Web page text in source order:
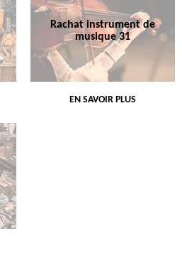
Rachat instrument de
musique 31
EN SAVOIR PLUS